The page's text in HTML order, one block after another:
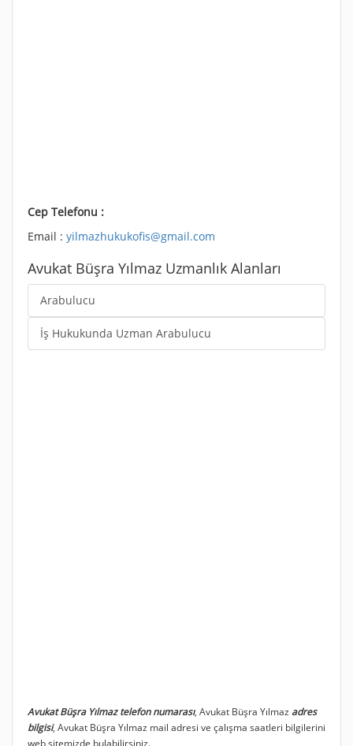
Cep Telefonu :
Email : yilmazhukukofis@gmail.com
Avukat Büşra Yılmaz Uzmanlık Alanları
Arabulucu
İş Hukukunda Uzman Arabulucu
Avukat Büşra Yılmaz telefon numarası, Avukat Büşra Yılmaz adres
bilgisi, Avukat Büşra Yılmaz mail adresi ve çalışma saatleri bilgilerini
web sitemizde bulabilirsiniz.